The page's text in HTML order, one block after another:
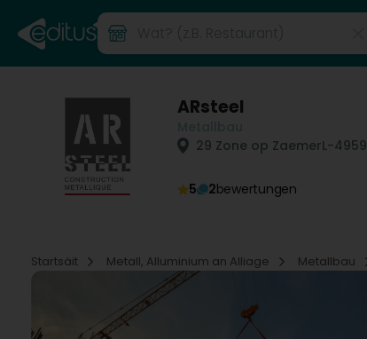
ARsteel
29 Zone op ZaemerL-4959
5 2bewertungen
Startsäit
Metall, Alluminium an Alliage Metallbau